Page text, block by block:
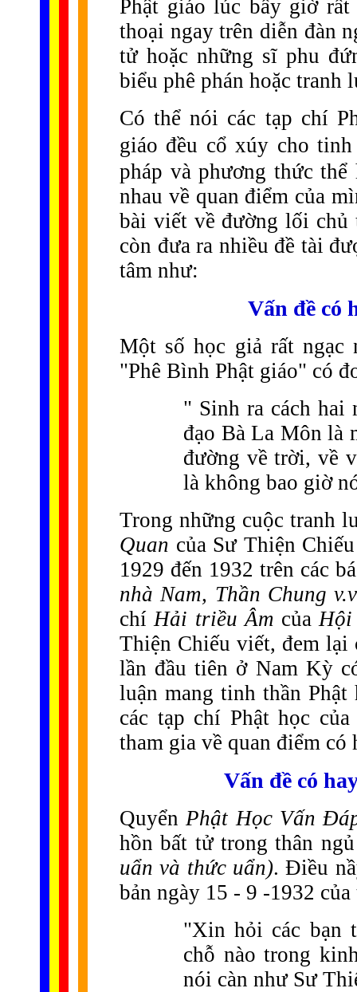
Phật giáo lúc bấy giờ rất
thoại ngay trên diễn đàn
tử hoặc những sĩ phu
biểu phê phán hoặc tranh
Có thể nói các tạp chí
giáo đều cổ xúy cho tinh
pháp và phương thức
nhau về quan điểm của
bài viết về đường lối chủ
còn đưa ra nhiều đề tài
tâm như:
Vấn đề có
Một số học giả rất ngạc
"Phê Bình Phật giáo" có
" Sinh ra cách hai
đạo Bà La Môn là
đường về trời, về
là không bao giờ
Trong những cuộc tranh
Quan của Sư Thiện
1929 đến 1932 trên các
nhà Nam, Thần Chung v.v
chíHải triều Âm củaHội
Thiện Chiếu viết, đem
lần đầu tiên ở Nam Kỳ
luận mang tinh thần
các tạp chí Phật học
tham gia về quan điểm
Vấn đề có
QuyểnPhật Học Vấn
hồn bất tử trong thân
uẩn và thức uẩn). Điều
bản ngày 15 - 9 -1932
"Xin hỏi các bạn
chỗ nào trong
nói càn như Sư